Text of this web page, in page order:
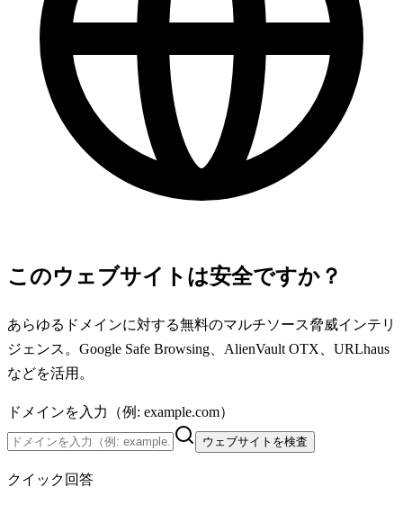
このウェブサイトは安全ですか？
あらゆるドメインに対する無料のマルチソース脅威インテリ
ジェンス。Google Safe Browsing、AlienVault OTX、URLhaus
などを活用。
ドメインを入力（例: example.com）
ウェブサイトを検査
クイック回答